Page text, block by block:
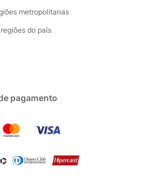
metropolitanas
do país
pagamento